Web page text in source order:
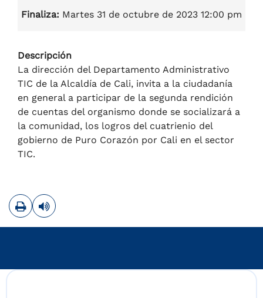
Finaliza: Martes 31 de octubre de 2023 12:00 pm
Descripción
La dirección del Departamento Administrativo
TIC de la Alcaldía de Cali, invita a la ciudadanía
en general a participar de la segunda rendición
de cuentas del organismo donde se socializará a
la comunidad, los logros del cuatrienio del
gobierno de Puro Corazón por Cali en el sector
TIC.
ImprimirLeer contenido